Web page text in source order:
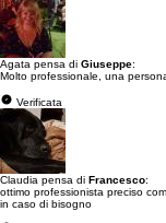
Agata pensa di Giuseppe:
Molto professionale, una
Verificata
Claudia pensa di Francesco:
ottimo professionista preciso
in caso di bisogno